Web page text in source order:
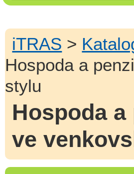
iTRAS >
Hospoda a
stylu
Hospoda
ve